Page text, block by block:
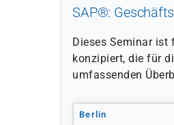
SAP®:
Dieses Seminar ist
konzipiert, die für
umfassenden
Berlin